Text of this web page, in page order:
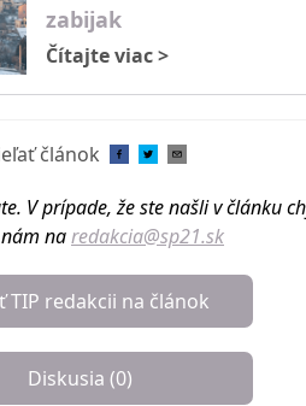
zabijak
Čítajte viac>
článok
V prípade, že ste našli v článku
naredakcia@sp21.sk
TIP redakcii na článok
Diskusia (0)